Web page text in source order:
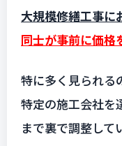
大規模修繕工事に
同士が事前に価格
特に多く見られる
特定の施工会社を
まで裏で調整して